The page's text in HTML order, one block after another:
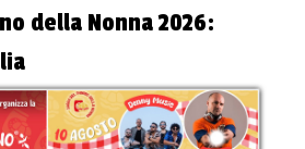
della Nonna 2026: